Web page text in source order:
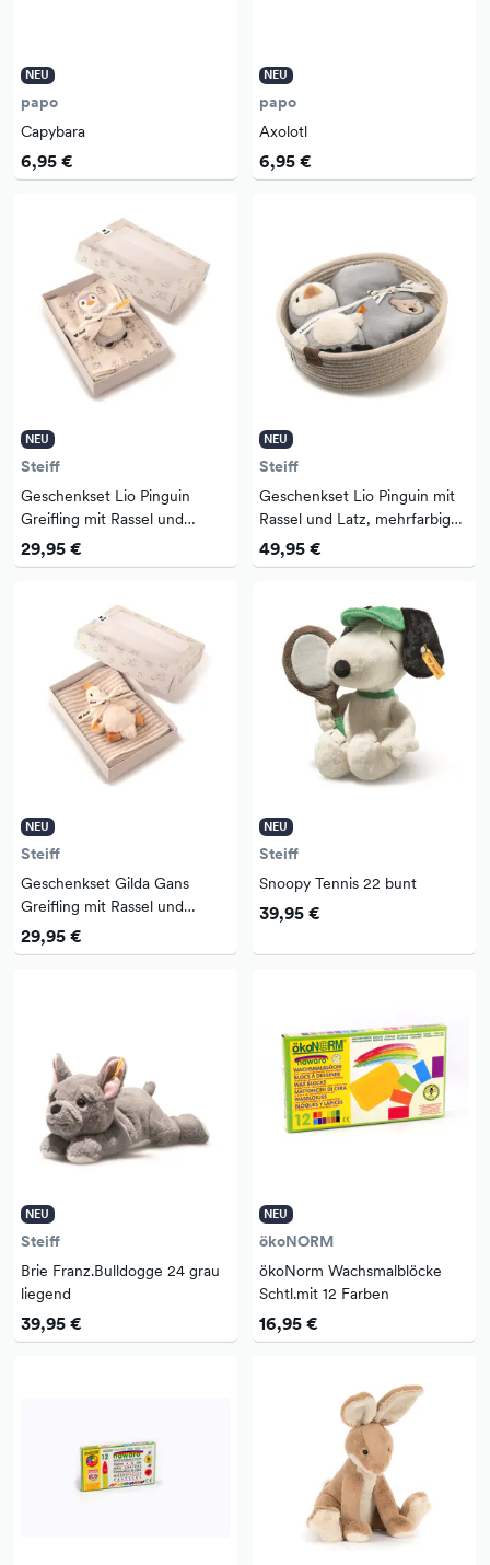
NEU
papo
Capybara
6,95 €
NEU
papo
Axolotl
6,95 €
NEU
Steiff
Geschenkset Lio Pinguin
Greifling mit Rassel und
Spucktuch, mehrfarbig 20 cm
29,95 €
NEU
Steiff
Geschenkset Lio Pinguin mit
Rassel und Latz, mehrfarbig
22 cm
49,95 €
NEU
Steiff
Geschenkset Gilda Gans
Greifling mit Rassel und
Spucktuch, mehrfarbig 20 cm
29,95 €
NEU
Steiff
Snoopy Tennis 22 bunt
39,95 €
NEU
Steiff
Brie Franz.Bulldogge 24 grau
liegend
39,95 €
NEU
ökoNORM
ökoNorm Wachsmalblöcke
Schtl.mit 12 Farben
16,95 €